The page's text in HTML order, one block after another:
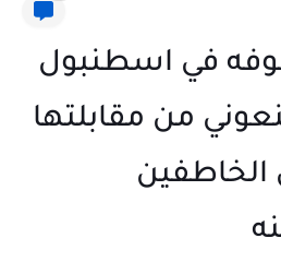
في اسطنبول
من مقابلتها
الخاطفين